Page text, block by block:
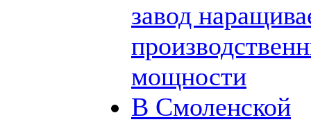
завод
мощности
В Смоленской